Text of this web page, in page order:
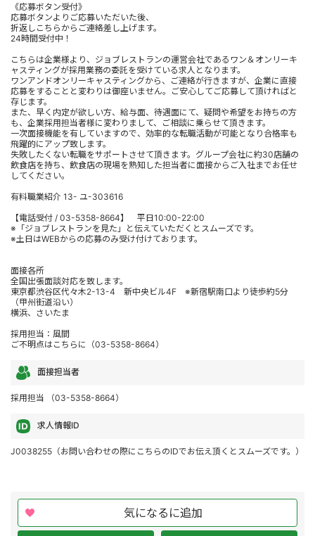
《応募ボタン受付》
応募ボタンよりご応募いただいた後、
折返しこちらからご連絡差し上げます。
24時間受付中！
こちらは企業様より、ジョブレストランの運営会社であるワン＆オンリーキ
ャスティングが採用業務の委託を受けている求人となります。
ワンアンドオンリーキャスティングから、ご連絡が行きますが、企業に直接
応募をすることと変わりは御座いません。ご安心してご応募して頂ければと
存じます。
また、早く内定が欲しい方、給与面、待遇面にて、疑問や希望をお持ちの方
も、企業採用担当者様に変わりまして、ご相談に乗らせて頂きます。
一次面接機能を有していますので、効率的な転職活動が可能となり合格率も
飛躍的にアップ致します。
失敗したくない転職をサポートさせて頂きます。グループ会社に約30店舗の
飲食店を持ち、飲食店の現場を熟知した担当者に面接からご入社までお任せ
してください。
有料職業紹介 13- ユ-303616
【電話受付 / 03-5358-8664】 平日10:00-22:00
※「ジョブレストランを見た」と伝えていただくとスムーズです。
※土日はWEBからの応募のみ受け付けております。
面接各所
全国出張面談対応を致します。
東京都渋谷区代々木2-13-4 新中央ビル4F ※新宿駅南口より徒歩約5分
（甲州街道沿い）
横浜、さいたま
採用担当：風間
ご不明点はこちらに（03-5358-8664）
面接担当者
採用担当 （03-5358-8664）
求人情報ID
J0038255（お問い合わせの際にこちらのIDでお伝え頂くとスムーズです。）
気になるに追加